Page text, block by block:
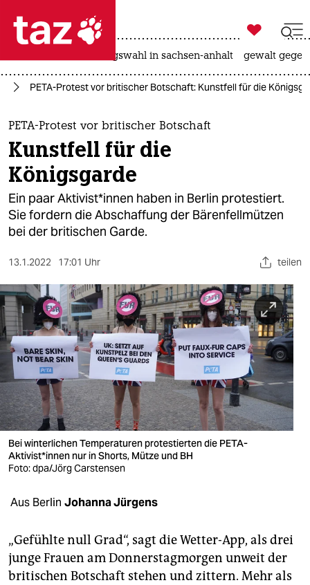
 taz zahl ich
taz zahl ich
themen
politik
öko
gesellschaft
sport
berlin
nord
wahrheit
verlag
verlag
veranstaltungen
unterstützen
abo

taz zahl ich
landtagswahl in sachsen-anhalt gewalt
PETA-Protest vor britischer Botschaft: Kunstfell für die
PETA-Protest vor britischer Botschaft
Kunstfell für die
Königsgarde
Ein paar Ak­ti­vis­t*in­nen haben in Berlin protestiert.
Sie fordern die Abschaffung der Bärenfellmützen
bei der britischen Garde.
13.1.2022 17:01 Uhr teilen
Bei winterlichen Temperaturen protestierten die PETA-
Aktivist*innen nur in Shorts, Mütze und BH
Foto: dpa/Jörg Carstensen
Aus Berlin Johanna Jürgens
„Gefühlte null Grad“, sagt die Wetter-App, als drei
junge Frauen am Donnerstagmorgen unweit der
britischen Botschaft stehen und zittern. Mehr als